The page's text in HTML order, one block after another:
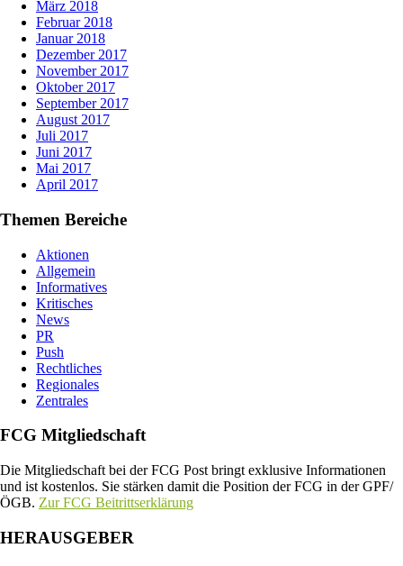
März 2018
Februar 2018
Januar 2018
Dezember 2017
November 2017
Oktober 2017
September 2017
August 2017
Juli 2017
Juni 2017
Mai 2017
April 2017
Themen Bereiche
Aktionen
Allgemein
Informatives
Kritisches
News
PR
Push
Rechtliches
Regionales
Zentrales
FCG Mitgliedschaft
Die Mitgliedschaft bei der FCG Post bringt exklusive Informationen
und ist kostenlos. Sie stärken damit die Position der FCG in der GPF/
ÖGB. Zur FCG Beitrittserklärung
HERAUSGEBER